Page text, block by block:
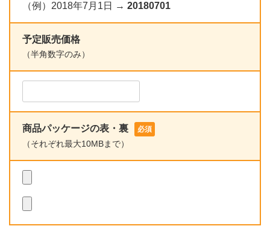
（例）2018年7月1日 → 20180701
予定販売価格
（半角数字のみ）
商品パッケージの表・裏 必須
（それぞれ最大10MBまで）